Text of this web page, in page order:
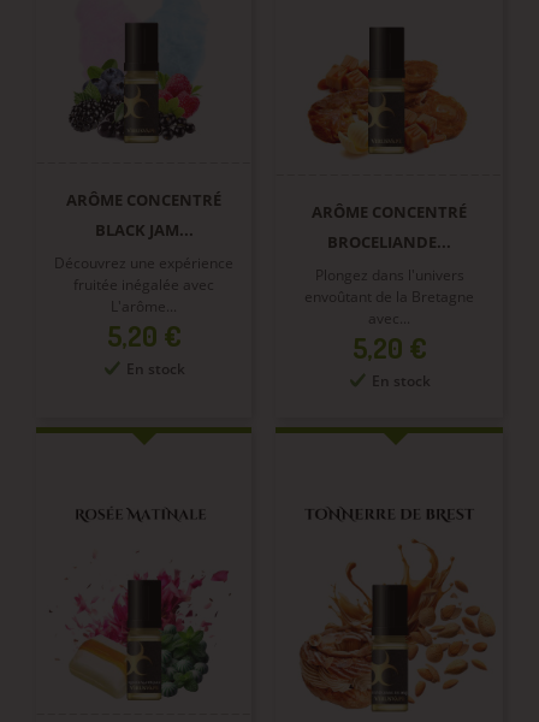
ARÔME CONCENTRÉ
BLACK JAM...
Découvrez une expérience
fruitée inégalée avec
L'arôme...
Prix
5,20 €
En stock
ARÔME CONCENTRÉ
BROCELIANDE...
Plongez dans l'univers
envoûtant de la Bretagne
avec...
Prix
5,20 €
En stock